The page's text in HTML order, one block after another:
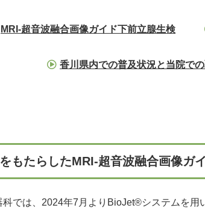
MRI-超音波融合画像ガイド下前立腺生検
香川県内での普及状況と当院で
もたらしたMRI-超音波融合画像ガ
では、2024年7月よりBioJet®システムを用